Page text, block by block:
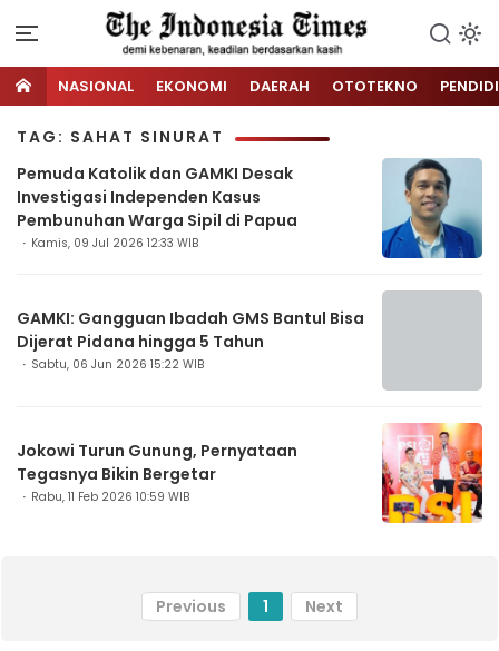
NASIONAL EKONOMI DAERAH OTOTEKNO
TAG: SAHAT SINURAT
Pemuda Katolik dan GAMKI Desak
Investigasi Independen Kasus
Pembunuhan Warga Sipil di Papua
Kamis, 09 Jul 2026 12:33 WIB
GAMKI: Gangguan Ibadah GMS Bantul Bisa
Dijerat Pidana hingga 5 Tahun
Sabtu, 06 Jun 2026 15:22 WIB
Jokowi Turun Gunung, Pernyataan
Tegasnya Bikin Bergetar
Rabu, 11 Feb 2026 10:59 WIB
Previous 1 Next